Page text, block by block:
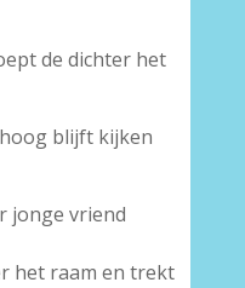
de dichter het
blijft kijken
jonge vriend
het raam en trekt